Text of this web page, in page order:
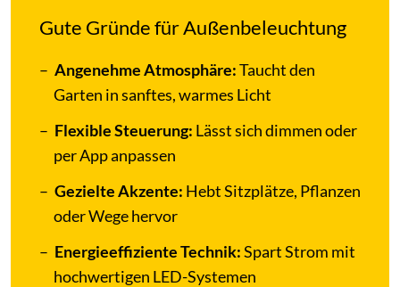
Gute Gründe für Außenbeleuchtung
Angenehme Atmosphäre:Taucht den
Garten in sanftes, warmes Licht
Flexible Steuerung: Lässt sich dimmen oder
per App anpassen
Gezielte Akzente: Hebt Sitzplätze, Pflanzen
oder Wege hervor
Energieeffiziente Technik:Spart Strom mit
hochwertigen LED-Systemen